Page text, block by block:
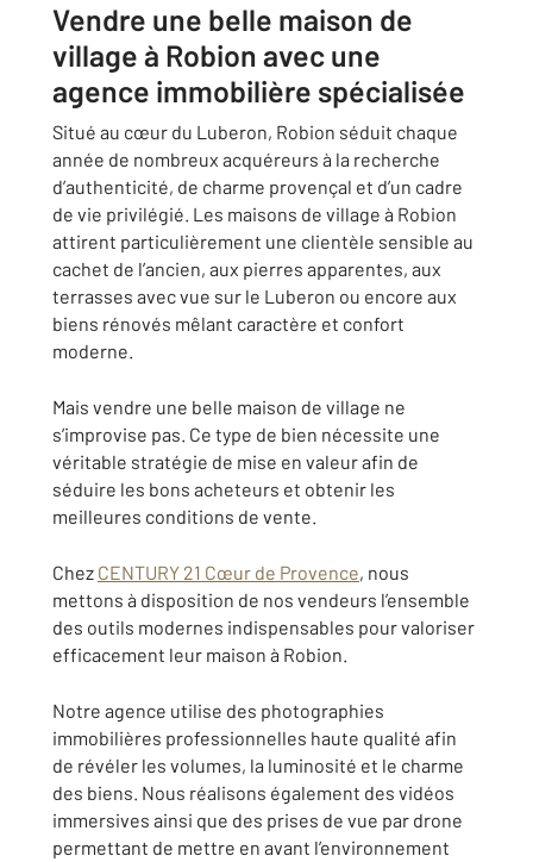
Vendre une belle maison de
village à Robion avec une
agence immobilière spécialisée
Situé au cœur du Luberon, Robion séduit chaque
année de nombreux acquéreurs à la recherche
d’authenticité, de charme provençal et d’un cadre
de vie privilégié. Les maisons de village à Robion
attirent particulièrement une clientèle sensible au
cachet de l’ancien, aux pierres apparentes, aux
terrasses avec vue sur le Luberon ou encore aux
biens rénovés mêlant caractère et confort
moderne.
Mais vendre une belle maison de village ne
s’improvise pas. Ce type de bien nécessite une
véritable stratégie de mise en valeur afin de
séduire les bons acheteurs et obtenir les
meilleures conditions de vente.
Chez CENTURY 21 Cœur de Provence, nous
mettons à disposition de nos vendeurs l’ensemble
des outils modernes indispensables pour valoriser
efficacement leur maison à Robion.
Notre agence utilise des photographies
immobilières professionnelles haute qualité afin
de révéler les volumes, la luminosité et le charme
des biens. Nous réalisons également des vidéos
immersives ainsi que des prises de vue par drone
permettant de mettre en avant l’environnement